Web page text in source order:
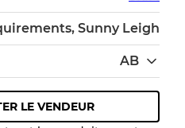
Sunny Leigh
AB
LE VENDEUR